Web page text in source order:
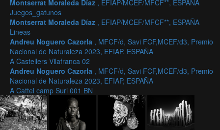
Montserrat Moraleda Díaz , EFIAP/MCEF/MFCF**, ESPAÑA
Juegos_gatunos
Montserrat Moraleda Díaz , EFIAP/MCEF/MFCF**, ESPAÑA
Lineas
Andreu Noguero Cazorla , MFCF/d, Savi FCF,MCEF/d3, Premio
Nacional de Naturaleza 2023, EFIAP, ESPAÑA
A Castellers Vilafranca 02
Andreu Noguero Cazorla , MFCF/d, Savi FCF,MCEF/d3, Premio
Nacional de Naturaleza 2023, EFIAP, ESPAÑA
A Cattel camp Suri 001 BN